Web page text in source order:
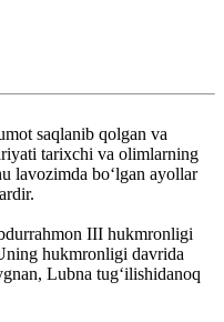
saqlanib qolgan va
tarixchi va olimlarning
lavozimda boʻlgan ayollar
III hukmronligi
hukmronligi davrida
Lubna tugʻilishidanoq